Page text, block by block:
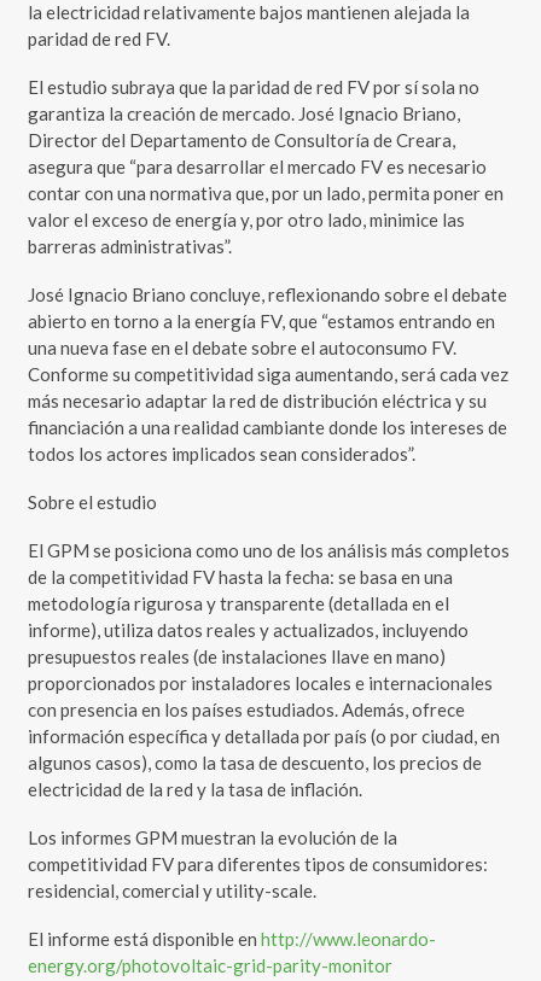
la electricidad relativamente bajos mantienen alejada la
paridad de red FV.
El estudio subraya que la paridad de red FV por sí sola no
garantiza la creación de mercado. José Ignacio Briano,
Director del Departamento de Consultoría de Creara,
asegura que “para desarrollar el mercado FV es necesario
contar con una normativa que, por un lado, permita poner en
valor el exceso de energía y, por otro lado, minimice las
barreras administrativas”.
José Ignacio Briano concluye, reflexionando sobre el debate
abierto en torno a la energía FV, que “estamos entrando en
una nueva fase en el debate sobre el autoconsumo FV.
Conforme su competitividad siga aumentando, será cada vez
más necesario adaptar la red de distribución eléctrica y su
financiación a una realidad cambiante donde los intereses de
todos los actores implicados sean considerados”.
Sobre el estudio
El GPM se posiciona como uno de los análisis más completos
de la competitividad FV hasta la fecha: se basa en una
metodología rigurosa y transparente (detallada en el
informe), utiliza datos reales y actualizados, incluyendo
presupuestos reales (de instalaciones llave en mano)
proporcionados por instaladores locales e internacionales
con presencia en los países estudiados. Además, ofrece
información específica y detallada por país (o por ciudad, en
algunos casos), como la tasa de descuento, los precios de
electricidad de la red y la tasa de inflación.
Los informes GPM muestran la evolución de la
competitividad FV para diferentes tipos de consumidores:
residencial, comercial y utility-scale.
El informe está disponible en http://www.leonardo-
energy.org/photovoltaic-grid-parity-monitor